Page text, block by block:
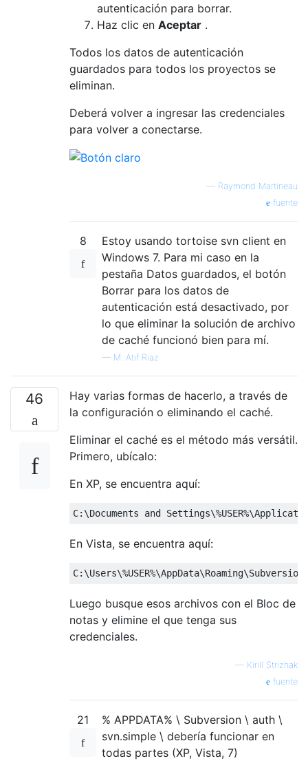
autenticación para borrar.
Haz clic en Aceptar .
Todos los datos de autenticación
guardados para todos los proyectos se
eliminan.
Deberá volver a ingresar las credenciales
para volver a conectarse.
— Raymond Martineau
fuente
8
Estoy usando tortoise svn client en
Windows 7. Para mi caso en la
pestaña Datos guardados, el botón
Borrar para los datos de
autenticación está desactivado, por
lo que eliminar la solución de archivo
de caché funcionó bien para mí.
— M. Atif Riaz
46
Hay varias formas de hacerlo, a través de
la configuración o eliminando el caché.
Eliminar el caché es el método más versátil.
Primero, ubícalo:
En XP, se encuentra aquí:
En Vista, se encuentra aquí:
Luego busque esos archivos con el Bloc de
notas y elimine el que tenga sus
credenciales.
— Kirill Strizhak
fuente
21
% APPDATA% \ Subversion \ auth \
svn.simple \ debería funcionar en
todas partes (XP, Vista, 7)